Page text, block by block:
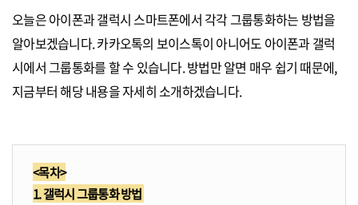
오늘은 아이폰과 갤럭시 스마트폰에서 각각 그룹통화하는 방법을
알아보겠습니다. 카카오톡의 보이스톡이 아니어도 아이폰과 갤럭
시에서 그룹통화를 할 수 있습니다. 방법만 알면 매우 쉽기 때문에,
지금부터 해당 내용을 자세히 소개하겠습니다.
<목차>
1. 갤럭시 그룹통화 방법